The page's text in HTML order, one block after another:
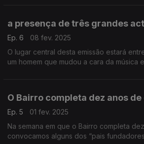
a presença de três grandes
Ep. 6
08 fev. 2025
O lugar central desta emissão estará
um homem que mudou a cara da música
O Bairro completa dez anos
Ep. 5
01 fev. 2025
Na semana em que o Bairro completa
convocamos alguns dos “pais